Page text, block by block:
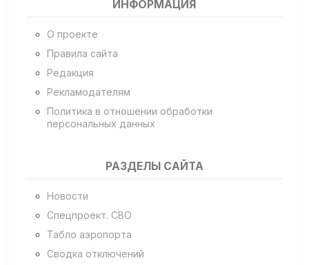
ИНФОРМАЦИЯ
О проекте
Правила сайта
Редакция
Рекламодателям
Политика в отношении обработки
персональных данных
РАЗДЕЛЫ САЙТА
Новости
Спецпроект. СВО
Табло аэропорта
Сводка отключений